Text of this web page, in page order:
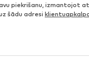
piekrišanu, izmantojot
šādu adresi